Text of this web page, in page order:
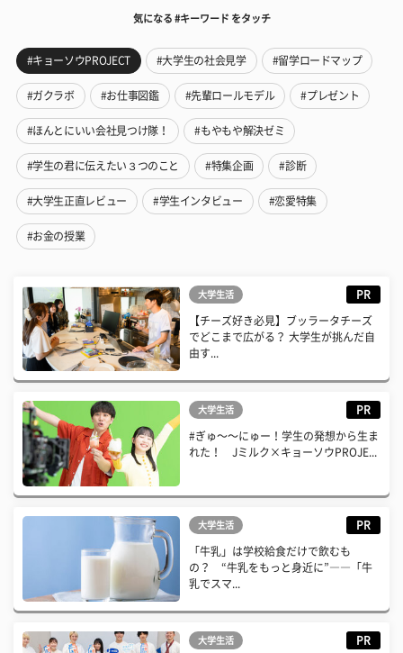
気になる #キーワード をタッチ
#キョーソウPROJECT #大学生の社会見学 #留学ロードマップ
#ガクラボ #お仕事図鑑 #先輩ロールモデル #プレゼント
#ほんとにいい会社見つけ隊！ #もやもや解決ゼミ
#学生の君に伝えたい３つのこと #特集企画 #診断
#大学生正直レビュー #学生インタビュー #恋愛特集
#お金の授業
大学生活 PR
【チーズ好き必見】ブッラータチーズ
でどこまで広がる？ 大学生が挑んだ自
由す...
大学生活 PR
#ぎゅ〜〜にゅー！学生の発想から生ま
れた！ Jミルク×キョーソウPROJE...
大学生活 PR
「牛乳」は学校給食だけで飲むも
の？ “牛乳をもっと身近に”――「牛
乳でスマ...
大学生活 PR